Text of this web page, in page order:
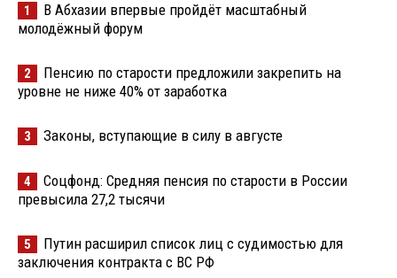
1
В Абхазии впервые пройдёт масштабный
молодёжный форум
2
Пенсию по старости предложили закрепить на
уровне не ниже 40% от заработка
3 Законы, вступающие в силу в августе
4
Соцфонд: Средняя пенсия по старости в России
превысила 27,2 тысячи
5
Путин расширил список лиц с судимостью для
заключения контракта с ВС РФ